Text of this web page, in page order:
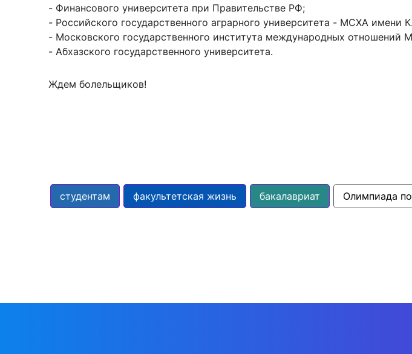
- Финансового университета при Правительстве РФ;
- Российского государственного аграрного университета - МСХА имени
- Московского государственного института международных отношений
- Абхазского государственного университета.
Ждем болельщиков!
студентам факультетская жизнь бакалавриат Олимпиада